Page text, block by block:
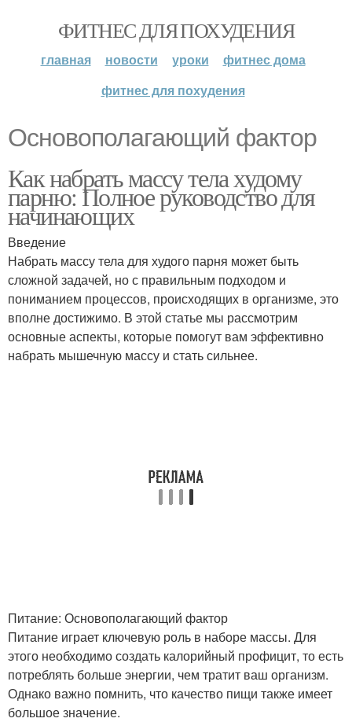
ФИТНЕС ДЛЯ ПОХУДЕНИЯ
главная новости уроки
фитнес дома
фитнес для похудения
Основополагающий фактор
Как набрать массу тела худому
парню: Полное руководство для
начинающих
Введение
Набрать массу тела для худого парня может быть
сложной задачей, но с правильным подходом и
пониманием процессов, происходящих в организме, это
вполне достижимо. В этой статье мы рассмотрим
основные аспекты, которые помогут вам эффективно
набрать мышечную массу и стать сильнее.
Питание: Основополагающий фактор
Питание играет ключевую роль в наборе массы. Для
этого необходимо создать калорийный профицит, то есть
потреблять больше энергии, чем тратит ваш организм.
Однако важно помнить, что качество пищи также имеет
большое значение.